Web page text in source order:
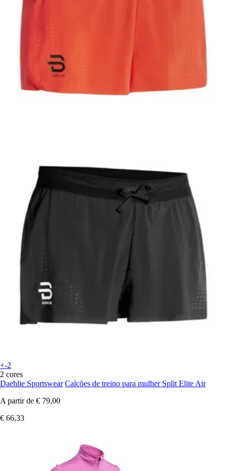
+-2
2 cores
Daehlie Sportswear Calções de treino para mulher Split Elite Air
A partir de € 79,00
€ 66,33